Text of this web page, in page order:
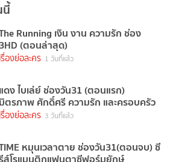
นี้
Running เงิน งาน ความรัก ช่อง
3HD (ตอนล่าสุด)
เรื่องย่อละคร 1 วันที่แล้ว
แดง ไบเล่ย์ ช่องวัน31 (ตอนแรก)
มิตรภาพ ศักดิ์ศรี ความรัก และครอบครัว
เรื่องย่อละคร 3 วันที่แล้ว
หมุนเวลาตาย ช่องวัน31(ตอนจบ) ซี